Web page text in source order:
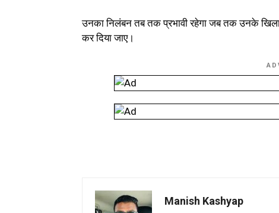
उनका निलंबन तब तक प्रभावी रहेगा जब तक उनके
कर दिया जाए।
Manish Kashyap